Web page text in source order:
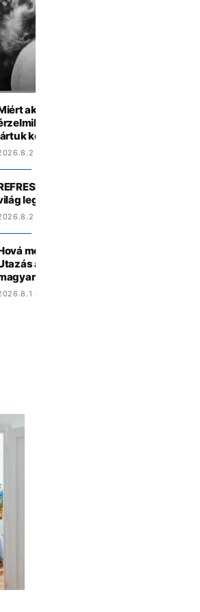
akarjuk ennyire, hogy minket
elérhetetlen emberek?
körbe a témát
9:18
KVÍZ: Ki festette, ki
leghíresebb képzőművészeti
9:18
menjünk, miket nézzünk
a 2000-es évek mélyére és az
szemszögből
8:41